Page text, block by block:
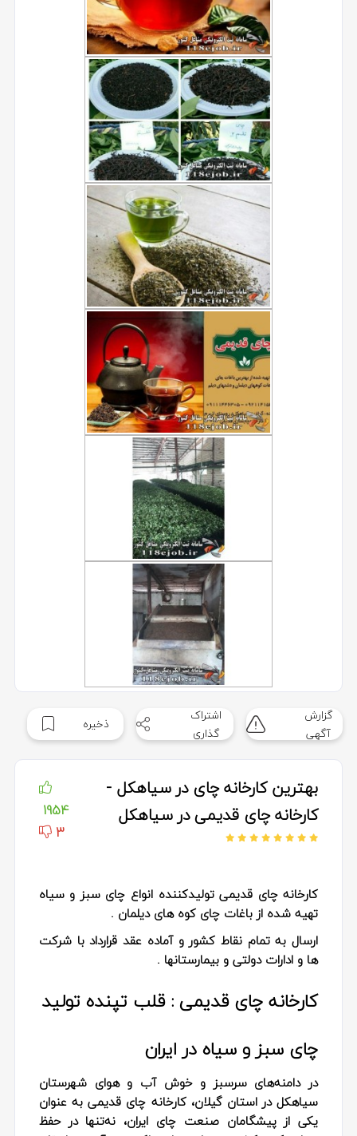
گزارش
آگهی
اشتراک
گذاری
ذخیره
بهترین کارخانه چای در سیاهکل -
کارخانه چای قدیمی در سیاهکل
1954
3
کارخانه چای قدیمی تولیدکننده انواع چای سبز و سیاه
تهیه شده از باغات چای کوه های دیلمان .
ارسال به تمام نقاط کشور و آماده عقد قرارداد با شرکت
ها و ادارات دولتی و بیمارستانها .
کارخانه چای قدیمی : قلب تپنده تولید
چای سبز و سیاه در ایران
در دامنه‌های سرسبز و خوش آب و هوای شهرستان
سیاهکل در استان گیلان، کارخانه چای قدیمی به‌ عنوان
یکی از پیشگامان صنعت چای ایران، نه‌تنها در حفظ